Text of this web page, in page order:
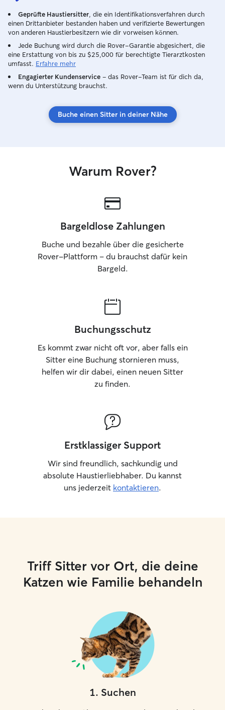
Geprüfte Haustiersitter , die ein Identifikationsverfahren durch
einen Drittanbieter bestanden haben und verifizierte Bewertungen
von anderen Haustierbesitzern wie dir vorweisen können.
Jede Buchung wird durch die Rover-Garantie abgesichert, die
eine Erstattung von bis zu $25,000 für berechtigte Tierarztkosten
umfasst. Erfahre mehr
Engagierter Kundenservice – das Rover-Team ist für dich da,
wenn du Unterstützung brauchst.
Buche einen Sitter in deiner Nähe
Warum Rover?
Bargeldlose Zahlungen
Buche und bezahle über die gesicherte
Rover-Plattform – du brauchst dafür kein
Bargeld.
Buchungsschutz
Es kommt zwar nicht oft vor, aber falls ein
Sitter eine Buchung stornieren muss,
helfen wir dir dabei, einen neuen Sitter
zu finden.
Erstklassiger Support
Wir sind freundlich, sachkundig und
absolute Haustierliebhaber. Du kannst
uns jederzeit kontaktieren.
Triff Sitter vor Ort, die deine
Katzen wie Familie behandeln
1. Suchen